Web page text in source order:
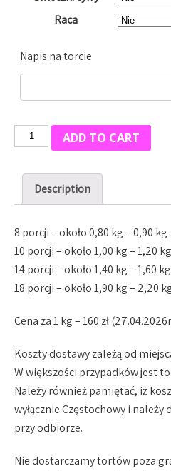
Raca
Napis na torcie
Tort
Pistacja
quantity
ADD TO CART
Description
8 porcji – około 0,80 kg – 0,90 kg
10 porcji – około 1,00 kg – 1,20 kg
14 porcji – około 1,40 kg – 1,60 kg
18 porcji – około 1,90 kg – 2,20
Cena za 1 kg – 160 zł
Koszty dostawy zależą od
W większości przypadków jest to
Należy również pamiętać, iż
wyłącznie Częstochowy i
przy odbiorze.
Nie dostarczamy tortów poza